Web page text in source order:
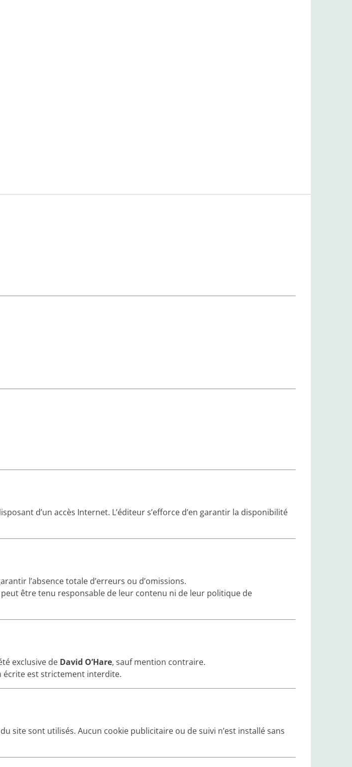
d’un accès Internet. L’éditeur s’efforce d’en garantir la disponibilité
l’absence totale d’erreurs ou d’omissions.
être tenu responsable de leur contenu ni de leur politique de
exclusive de David O’Hare, sauf mention contraire.
est strictement interdite.
site sont utilisés. Aucun cookie publicitaire ou de suivi n’est installé sans